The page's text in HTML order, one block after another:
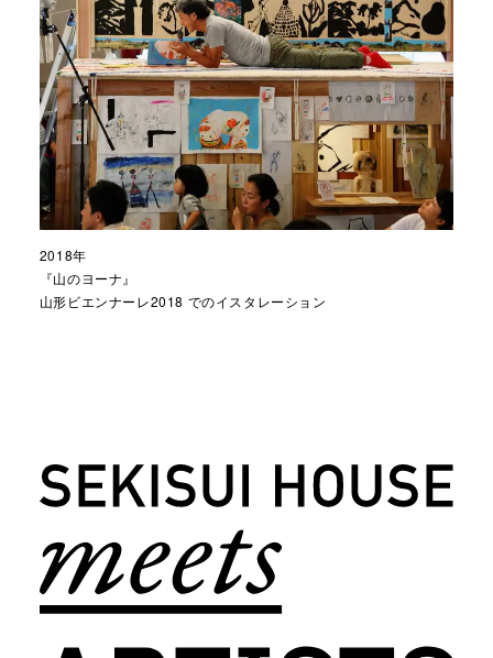
2018年
『山のヨーナ』
山形ビエンナーレ2018 でのイスタレーション